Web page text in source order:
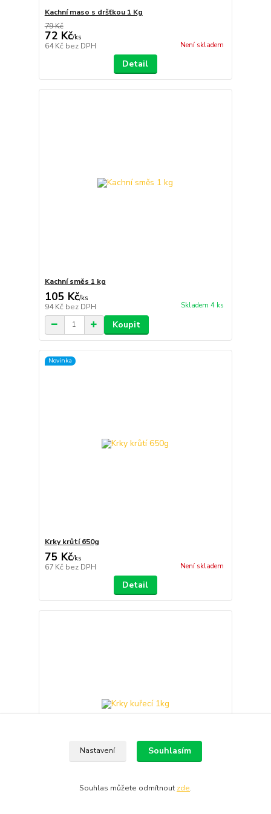
Kachní maso s dršťkou 1 Kg
79 Kč
72 Kč/ks
64 Kč bez DPH Není skladem
Detail
Kachní směs 1 kg
105 Kč/ks
94 Kč bez DPH Skladem 4 ks
Koupit
Novinka
Krky krůtí 650g
75 Kč/ks
67 Kč bez DPH Není skladem
Detail
Nastavení Souhlasím
Souhlas můžete odmítnout zde.